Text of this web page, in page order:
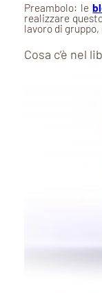
Preambolo: le
realizzare
lavoro di
Cosa c’è nel